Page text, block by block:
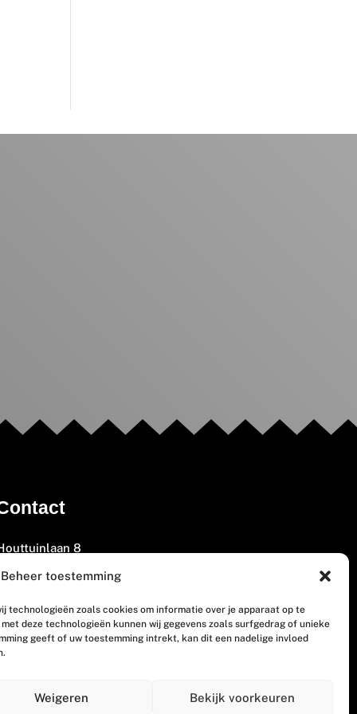
Beheer toestemming
technologieën zoals cookies om informatie over je apparaat op te
deze technologieën kunnen wij gegevens zoals surfgedrag of unieke
geeft of uw toestemming intrekt, kan dit een nadelige invloed
Weigeren Bekijk voorkeuren
8
GM Woerden
405 200
disclaimer en copyright